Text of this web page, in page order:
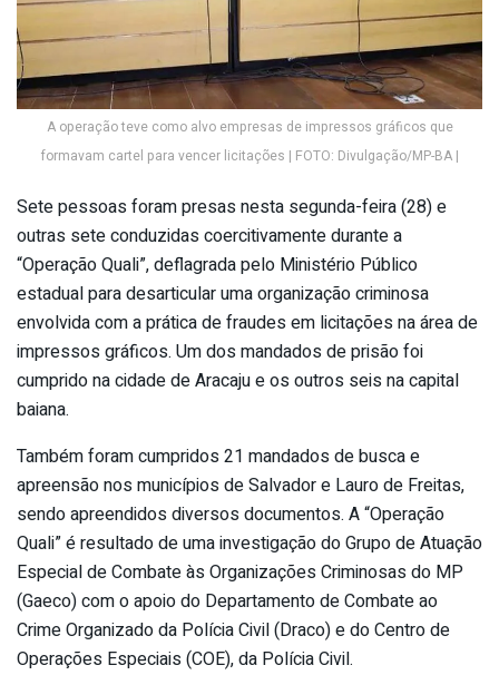
A operação teve como alvo empresas de impressos gráficos que
formavam cartel para vencer licitações | FOTO: Divulgação/MP-BA |
Sete pessoas foram presas nesta segunda-feira (28) e
outras sete conduzidas coercitivamente durante a
“Operação Quali”, deflagrada pelo Ministério Público
estadual para desarticular uma organização criminosa
envolvida com a prática de fraudes em licitações na área de
impressos gráficos. Um dos mandados de prisão foi
cumprido na cidade de Aracaju e os outros seis na capital
baiana.
Também foram cumpridos 21 mandados de busca e
apreensão nos municípios de Salvador e Lauro de Freitas,
sendo apreendidos diversos documentos. A “Operação
Quali” é resultado de uma investigação do Grupo de Atuação
Especial de Combate às Organizações Criminosas do MP
(Gaeco) com o apoio do Departamento de Combate ao
Crime Organizado da Polícia Civil (Draco) e do Centro de
Operações Especiais (COE), da Polícia Civil.